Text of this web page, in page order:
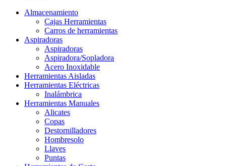
Almacenamiento
Cajas Herramientas
Carros de herramientas
Aspiradoras
Aspiradoras
Aspiradora/Sopladora
Acero Inoxidable
Herramientas Aisladas
Herramientas Eléctricas
Inalámbrica
Herramientas Manuales
Alicates
Copas
Destornilladores
Hombresolo
Llaves
Puntas